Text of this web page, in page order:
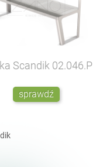
Scandik 02.046.P
sprawdź